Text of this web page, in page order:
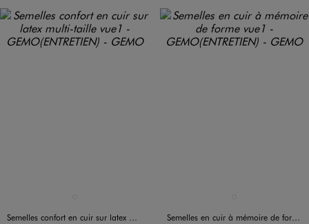
Semelles confort en cuir sur latex multi-taille Semelles en cuir à mémoire de forme